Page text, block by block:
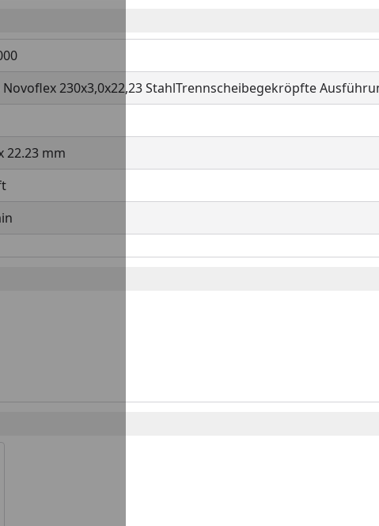
230x3,0x22,23 StahlTrennscheibegekröpfte
22.23 mm